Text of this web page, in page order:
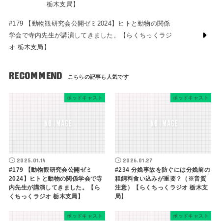
栃木支局】
#179 【動物観研究会公開ゼミ2024】ヒトと動物の関係
学会で寺内先生が講演してきました。【らくちっくラジ
オ 栃木支局】
RECOMMEND
ポッドキャスト
2025.01.14
#179 【動物観研究会公開ゼミ
2024】ヒトと動物の関係学会で寺
内先生が講演してきました。【ら
くちっくラジオ 栃木支局】
ポッドキャスト
2026.01.27
#234 分娩事故を防ぐには分娩前の
粗飼料食い込みが重要？（※音質
注意）【らくちっくラジオ 栃木支
局】
ポッドキャスト ポッドキャスト